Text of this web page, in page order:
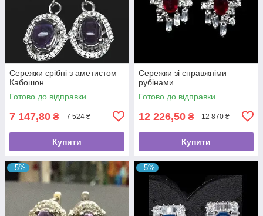
Сережки срібні з аметистом
Кабошон
Готово до відправки
7 147,80 ₴ 7 524 ₴
Купити
Сережки зі справжніми
рубінами
Готово до відправки
12 226,50 ₴ 12 870 ₴
Купити
–5% –5%